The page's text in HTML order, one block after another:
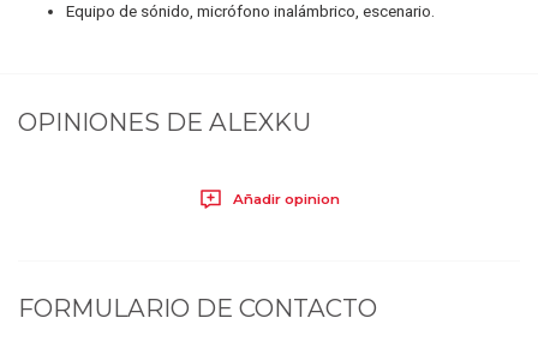
Equipo de sónido, micrófono inalámbrico, escenario.
OPINIONES DE ALEXKU
Añadir opinion
FORMULARIO DE CONTACTO